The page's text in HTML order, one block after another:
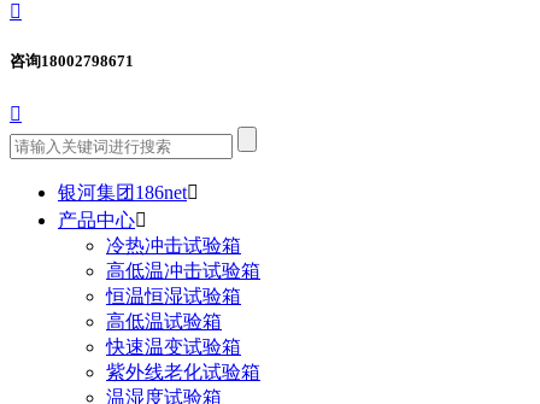

咨询18002798671

银河集团186net
产品中心
冷热冲击试验箱
高低温冲击试验箱
恒温恒湿试验箱
高低温试验箱
快速温变试验箱
紫外线老化试验箱
温湿度试验箱